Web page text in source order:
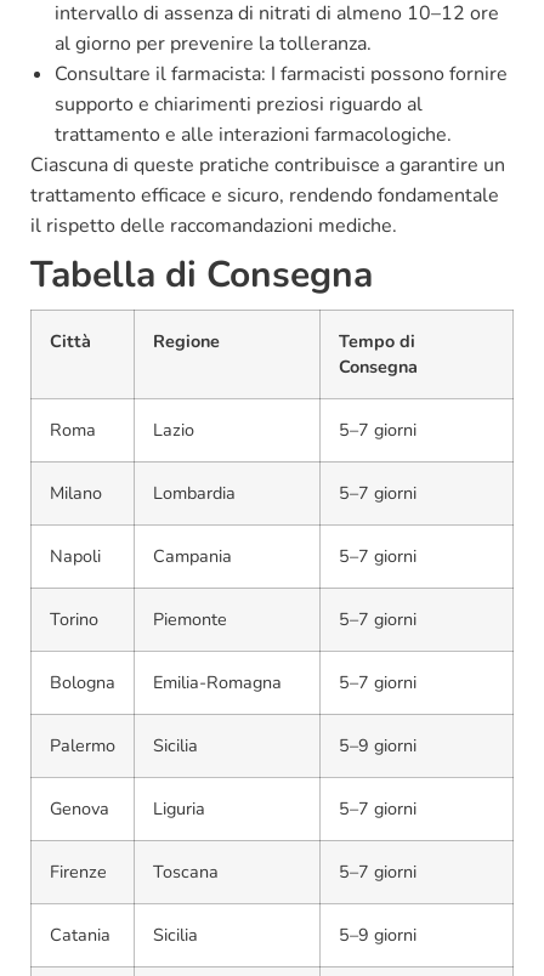
intervallo di assenza di nitrati di almeno 10–12 ore
al giorno per prevenire la tolleranza.
Consultare il farmacista: I farmacisti possono fornire
supporto e chiarimenti preziosi riguardo al
trattamento e alle interazioni farmacologiche.
Ciascuna di queste pratiche contribuisce a garantire un
trattamento efficace e sicuro, rendendo fondamentale
il rispetto delle raccomandazioni mediche.
Tabella di Consegna
Città Regione
Tempo di
Consegna
Roma Lazio 5–7 giorni
Milano Lombardia 5–7 giorni
Napoli Campania 5–7 giorni
Torino Piemonte 5–7 giorni
Bologna Emilia-Romagna 5–7 giorni
Palermo Sicilia 5–9 giorni
Genova Liguria 5–7 giorni
Firenze Toscana 5–7 giorni
Catania Sicilia 5–9 giorni